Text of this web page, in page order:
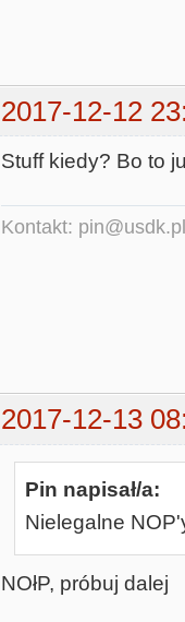
2017-12-12
Stuff kiedy? Bo to
Kontakt: pin@usdk.pl
2017-12-13
Pin napisał/a:
Nielegalne
NOłP, próbuj dalej